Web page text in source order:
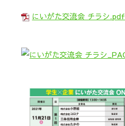
にいがた交流会 チラシ.pdf